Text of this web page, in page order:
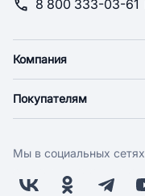
8 800 333-03-61
Компания
Новости
Поставщикам
Заводчикам
Покупателям
Оплата
Бонусная программа
Мы в социальных сетях